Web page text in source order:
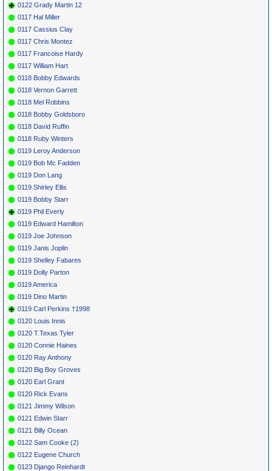
0122 Grady Martin 12
0117 Hal Miller
0117 Cassius Clay
0117 Chris Montez
0117 Francoise Hardy
0117 William Hart
0118 Bobby Edwards
0118 Vernon Garrett
0118 Mel Robbins
0118 Bobby Goldsboro
0118 David Ruffin
0118 Ruby Winters
0119 Leroy Anderson
0119 Bob Mc Fadden
0119 Don Lang
0119 Shirley Ellis
0119 Bobby Starr
0119 Phil Everly
0119 Edward Hamilton
0119 Joe Johnson
0119 Janis Joplin
0119 Shelley Fabares
0119 Dolly Parton
0119 America
0119 Dino Martin
0119 Carl Perkins †1998
0120 Louis Innis
0120 T.Texas Tyler
0120 Connie Haines
0120 Ray Anthony
0120 Big Boy Groves
0120 Earl Grant
0120 Rick Evans
0121 Jimmy Wilson
0121 Edwin Starr
0121 Billy Ocean
0122 Sam Cooke (2)
0122 Eugene Church
0123 Django Reinhardt